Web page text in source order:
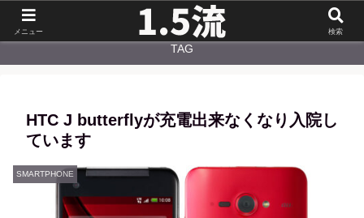
TAG
HTC J butterflyが充電出来なくなり入院し
ています
SMARTPHONE
メニュー 検索